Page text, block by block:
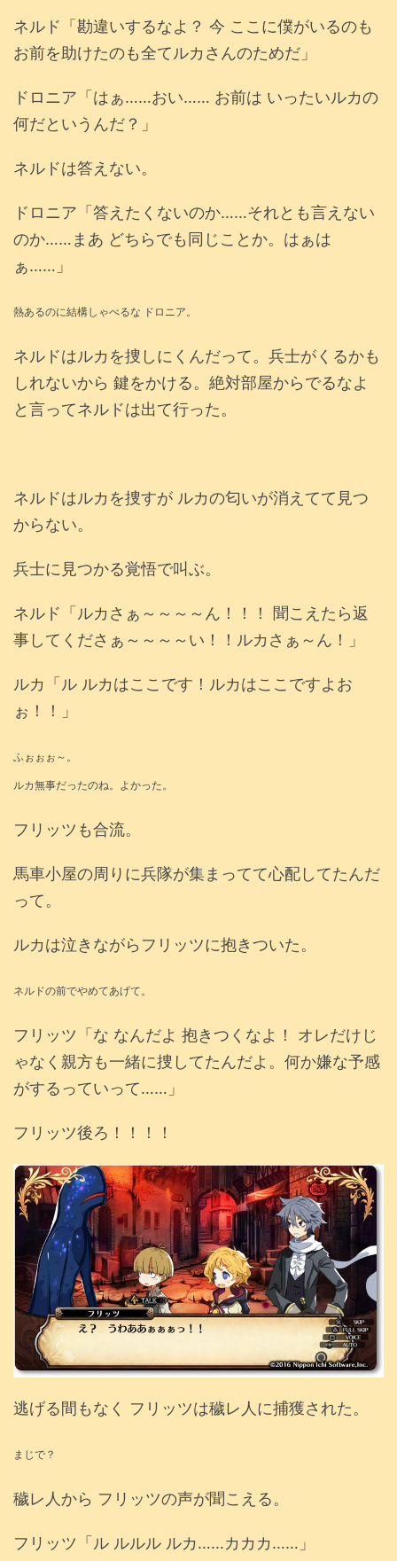
ネルド「勘違いするなよ？ 今 ここに僕がいるのも
お前を助けたのも全てルカさんのためだ」
ドロニア「はぁ……おい…… お前は いったいルカの
何だというんだ？」
ネルドは答えない。
ドロニア「答えたくないのか……それとも言えない
のか……まあ どちらでも同じことか。はぁは
ぁ……」
熱あるのに結構しゃべるな ドロニア。
ネルドはルカを捜しにくんだって。兵士がくるかも
しれないから 鍵をかける。絶対部屋からでるなよ
と言ってネルドは出て行った。
ネルドはルカを捜すが ルカの匂いが消えてて見つ
からない。
兵士に見つかる覚悟で叫ぶ。
ネルド「ルカさぁ～～～～ん！！！ 聞こえたら返
事してくださぁ～～～～い！！ルカさぁ～ん！」
ルカ「ル ルカはここです！ルカはここですよお
ぉ！！」
ふぉぉぉ～。
ルカ無事だったのね。よかった。
フリッツも合流。
馬車小屋の周りに兵隊が集まってて心配してたんだ
って。
ルカは泣きながらフリッツに抱きついた。
ネルドの前でやめてあげて。
フリッツ「な なんだよ 抱きつくなよ！ オレだけじ
ゃなく親方も一緒に捜してたんだよ。何か嫌な予感
がするっていって……」
フリッツ後ろ！！！！
逃げる間もなく フリッツは穢レ人に捕獲された。
まじで？
穢レ人から フリッツの声が聞こえる。
フリッツ「ル ルルル ルカ……カカカ……」